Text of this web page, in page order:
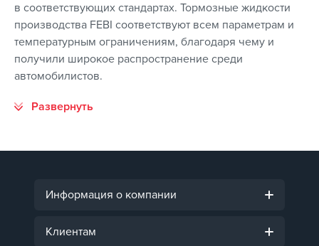
в соответствующих стандартах. Тормозные жидкости
производства FEBI соответствуют всем параметрам и
температурным ограничениям, благодаря чему и
получили широкое распространение среди
автомобилистов.
Информация о компании
Клиентам